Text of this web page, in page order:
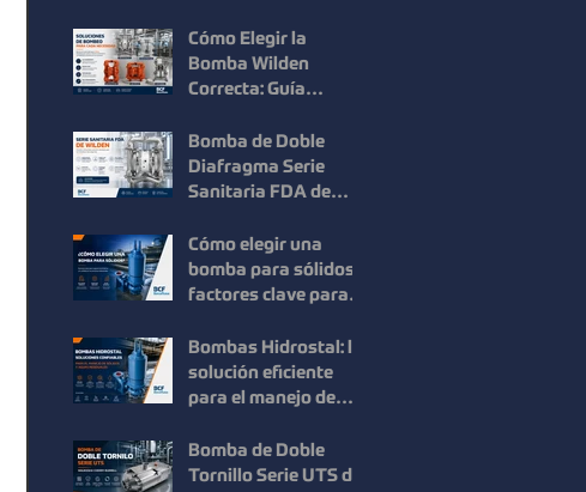
proceso?
Cómo Elegir la
Bomba Wilden
Correcta: Guía
Selección Inteligente
Bomba de Doble
Diafragma Serie
Sanitaria FDA de
Higiene y
Confiabilidad para
Procesos
Cómo elegir una
bomba para sólidos:
factores clave para
en procesos
industriales
Bombas Hidrostal: la
solución eficiente
para el manejo de
residuales
Bomba de Doble
Tornillo Serie UTS de